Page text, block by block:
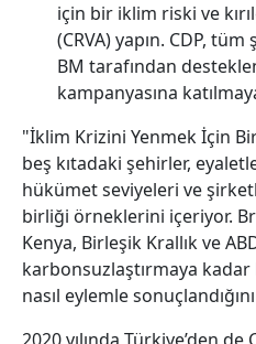
için bir iklim riski ve
(CRVA) yapın. CDP,
BM tarafından
kampanyasına
"İklim Krizini Yenmek İçin
beş kıtadaki şehirler,
hükümet seviyeleri ve
birliği örneklerini içeriyor.
Kenya, Birleşik Krallık ve
karbonsuzlaştırmaya
nasıl eylemle